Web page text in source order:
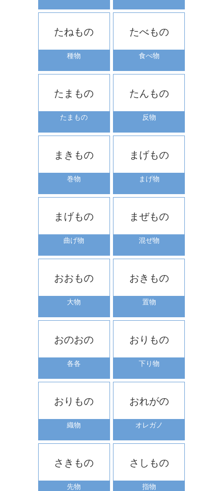
たねもの
種物
たべもの
食べ物
たまもの
たまもの
たんもの
反物
まきもの
巻物
まげもの
まげ物
まげもの
曲げ物
まぜもの
混ぜ物
おおもの
大物
おきもの
置物
おのおの
各各
おりもの
下り物
おりもの
織物
おれがの
オレガノ
さきもの
先物
さしもの
指物